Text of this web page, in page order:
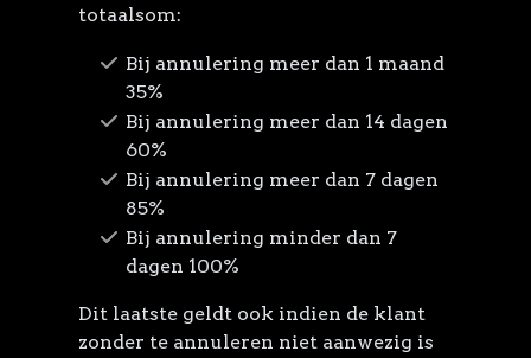
totaalsom:
Bij annulering meer dan 1 maand
35%
Bij annulering meer dan 14 dagen
60%
Bij annulering meer dan 7 dagen
85%
Bij annulering minder dan 7
dagen 100%
Dit laatste geldt ook indien de klant
zonder te annuleren niet aanwezig is